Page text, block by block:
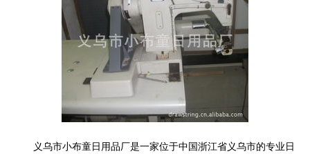
义乌市小布童日用品厂是一家位于中国浙江省义乌市的专业日